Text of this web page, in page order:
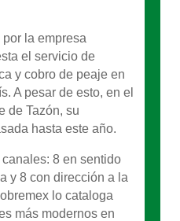
la empresa
el servicio de
y cobro de peaje en
A pesar de esto, en el
de Tazón, su
hasta este año.
8 en sentido
y 8 con dirección a la
lo cataloga
más modernos en